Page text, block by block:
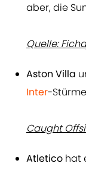
aber, die
Quelle:
Aston Villa
Inter-
Caught
Atletico hat